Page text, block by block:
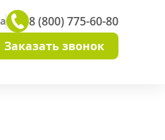
8 (800) 775-60-80
Заказать звонок